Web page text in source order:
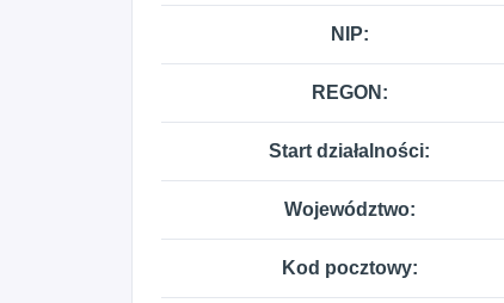
NIP:
REGON:
Start działalności:
Województwo:
Kod pocztowy: